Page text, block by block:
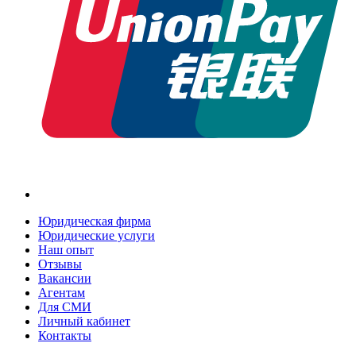
Юридическая фирма
Юридические услуги
Наш опыт
Отзывы
Вакансии
Агентам
Для СМИ
Личный кабинет
Контакты